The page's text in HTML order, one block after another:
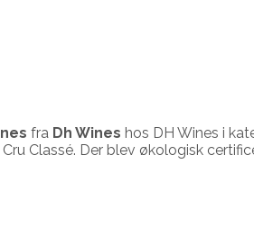
fra Dh Wines hos DH Wines i
Cru Classé. Der blev økologisk